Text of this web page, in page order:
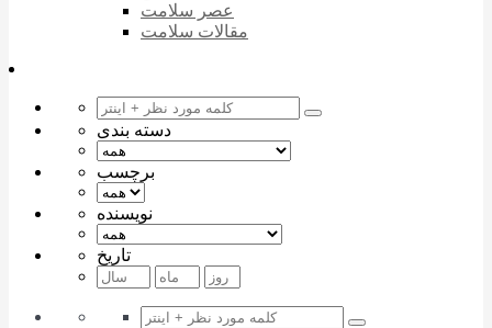
عصر سلامت
مقالات سلامت
دسته بندی
برچسب
نویسنده
تاریخ